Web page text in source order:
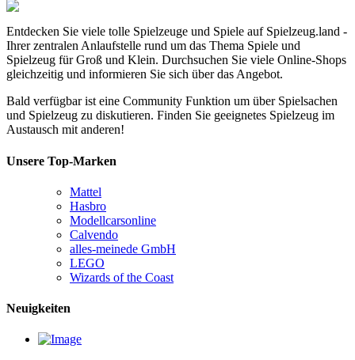
Entdecken Sie viele tolle Spielzeuge und Spiele auf Spielzeug.land -
Ihrer zentralen Anlaufstelle rund um das Thema Spiele und
Spielzeug für Groß und Klein. Durchsuchen Sie viele Online-Shops
gleichzeitig und informieren Sie sich über das Angebot.
Bald verfügbar ist eine Community Funktion um über Spielsachen
und Spielzeug zu diskutieren. Finden Sie geeignetes Spielzeug im
Austausch mit anderen!
Unsere Top-Marken
Mattel
Hasbro
Modellcarsonline
Calvendo
alles-meinede GmbH
LEGO
Wizards of the Coast
Neuigkeiten